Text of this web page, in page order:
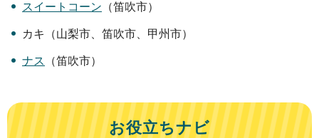
スイートコーン （笛吹市）
カキ（山梨市、笛吹市、甲州市）
ナス （笛吹市）
お役立ちナビ